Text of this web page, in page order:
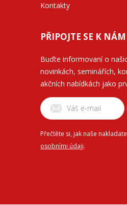
Kontakty
PŘIPOJTE SE K NÁM
Buďte informovaní o
novinkách, seminářích,
akčních nabídkách jako
Přečtěte si, jak naše
osobními údaji.